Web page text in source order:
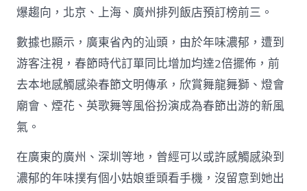
爆趨向，北京、上海、廣州排列飯店預訂榜前三。
數據也顯示，廣東省內的汕頭，由於年味濃郁，遭到
游客注視，春節時代訂單同比增加均達2倍擺佈，前
去本地感觸感染春節文明傳承，欣賞舞龍舞獅、燈會
廟會、煙花、英歌舞等風俗扮演成為春節出游的新風
氣。
在廣東的廣州、深圳等地，曾經可以或許感觸感染到
濃郁的年味撲有個小姑娘垂頭看手機，沒留意到她出